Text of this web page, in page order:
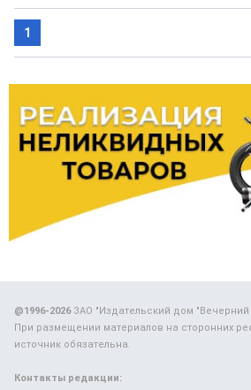
1
@1996-2026ЗАО "Издательский дом "Вечерний
При размещении материалов на сторонних
источник обязательна.
Контакты редакции: